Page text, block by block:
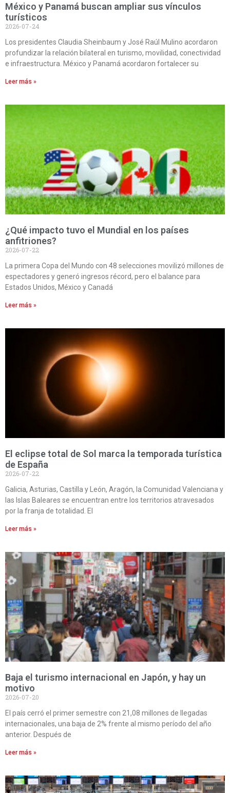
México y Panamá buscan ampliar sus vínculos
turísticos
2026-07-24
Los presidentes Claudia Sheinbaum y José Raúl Mulino acordaron
profundizar la relación bilateral en turismo, movilidad, conectividad
e infraestructura. México y Panamá acordaron fortalecer su
Leer más »
¿Qué impacto tuvo el Mundial en los países
anfitriones?
2026-07-22
La primera Copa del Mundo con 48 selecciones movilizó millones de
espectadores y generó ingresos récord, pero el balance para
Estados Unidos, México y Canadá
Leer más »
El eclipse total de Sol marca la temporada turística
de España
2026-07-22
Galicia, Asturias, Castilla y León, Aragón, la Comunidad Valenciana y
las Islas Baleares se encuentran entre los territorios atravesados
por la franja de totalidad. El
Leer más »
Baja el turismo internacional en Japón, y hay un
motivo
2026-07-20
El país cerró el primer semestre con 21,08 millones de llegadas
internacionales, una baja de 2% frente al mismo período del año
anterior. Después de
Leer más »